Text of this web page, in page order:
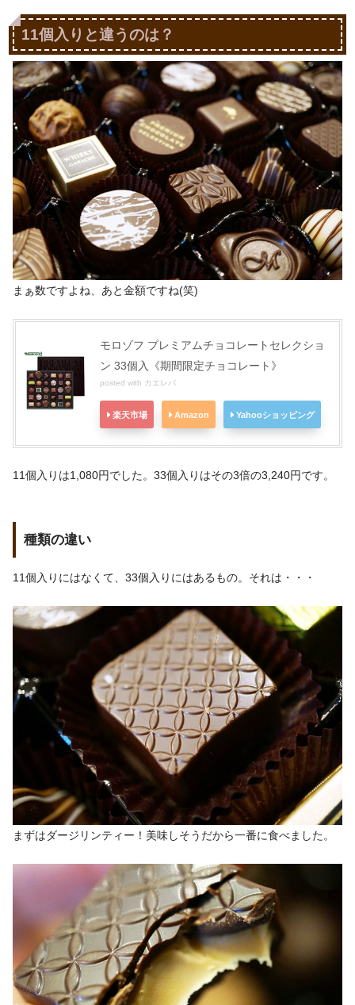
11個入りと違うのは？
まぁ数ですよね、あと金額ですね(笑)
モロゾフ プレミアムチョコレートセレクショ
ン 33個入《期間限定チョコレート》
posted with カエレバ
楽天市場 Amazon Yahooショッピング
11個入りは1,080円でした。33個入りはその3倍の3,240円です。
種類の違い
11個入りにはなくて、33個入りにはあるもの。それは・・・
まずはダージリンティー！美味しそうだから一番に食べました。